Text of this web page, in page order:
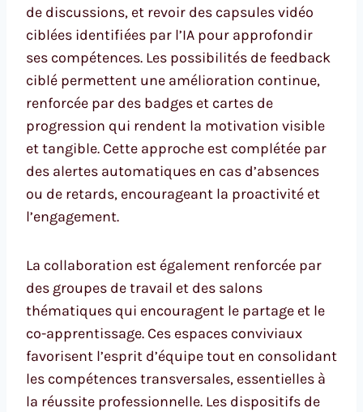
de discussions, et revoir des capsules vidéo
ciblées identifiées par l’IA pour approfondir
ses compétences. Les possibilités de feedback
ciblé permettent une amélioration continue,
renforcée par des badges et cartes de
progression qui rendent la motivation visible
et tangible. Cette approche est complétée par
des alertes automatiques en cas d’absences
ou de retards, encourageant la proactivité et
l’engagement.
La collaboration est également renforcée par
des groupes de travail et des salons
thématiques qui encouragent le partage et le
co-apprentissage. Ces espaces conviviaux
favorisent l’esprit d’équipe tout en consolidant
les compétences transversales, essentielles à
la réussite professionnelle. Les dispositifs de